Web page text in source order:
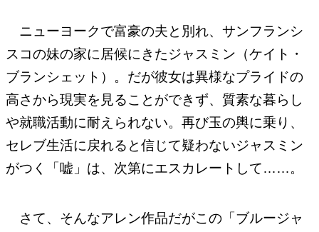
ニューヨークで富豪の夫と別れ、サンフランシ
スコの妹の家に居候にきたジャスミン（ケイト・
ブランシェット）。だが彼女は異様なプライドの
高さから現実を見ることができず、質素な暮らし
や就職活動に耐えられない。再び玉の輿に乗り、
セレブ生活に戻れると信じて疑わないジャスミン
がつく「嘘」は、次第にエスカレートして……。
さて、そんなアレン作品だがこの「ブルージャ